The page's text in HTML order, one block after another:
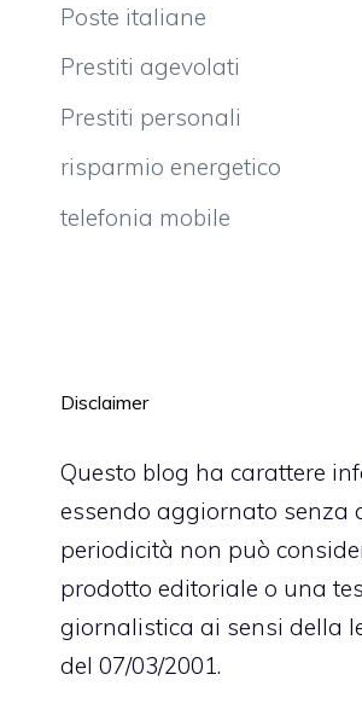
Poste italiane
Prestiti agevolati
Prestiti personali
risparmio energetico
telefonia mobile
Disclaimer
Questo blog ha carattere
essendo aggiornato senza
periodicità non può
prodotto editoriale o una
giornalistica ai sensi della
del 07/03/2001.